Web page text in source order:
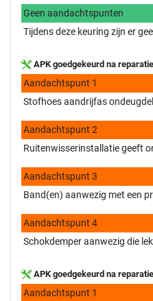
Geen aandachtspunten
Tijdens deze keuring zijn er
APK goedgekeurd na
Aandachtspunt 1
Stofhoes aandrijfas
Aandachtspunt 2
Ruitenwisserinstallatie geeft
Aandachtspunt 3
Band(en) aanwezig met een
Aandachtspunt 4
Schokdemper aanwezig die
APK goedgekeurd na
Aandachtspunt 1